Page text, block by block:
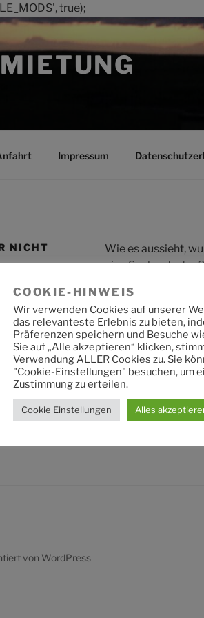
true);
Impressum
NICHT
Wie es aussieht,
eine Suche starten?
Suche
nach:
von WordPress
COOKIE-HINWEIS
Wir verwenden Cookies auf unserer
das relevanteste Erlebnis zu bieten,
Präferenzen speichern und Besuche
Sie auf „Alle akzeptieren“ klicken,
Verwendung ALLER Cookies zu. Sie
"Cookie-Einstellungen" besuchen, um
Zustimmung zu erteilen.
Cookie Einstellungen Alles